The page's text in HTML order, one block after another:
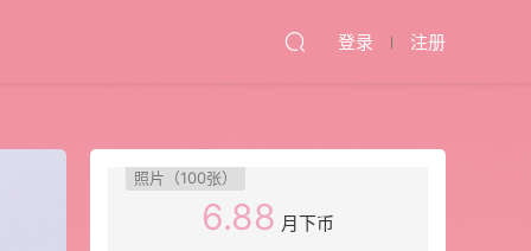
登录 注册
照片（100张）
6.88 月下币